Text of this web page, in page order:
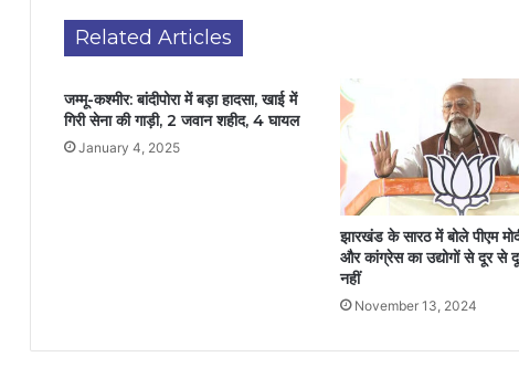
Related Articles
जम्मू-कश्मीर: बांदीपोरा में बड़ा हादसा, खाई में
गिरी सेना की गाड़ी, 2 जवान शहीद, 4 घायल
January 4, 2025
झारखंड के सारठ में बोले पीएम
और कांग्रेस का उद्योगों से दूर से
नहीं
November 13, 2024